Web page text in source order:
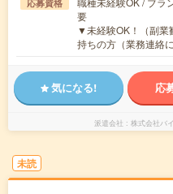
応募資格
要
▼未経験OK！（副
持ちの方（業務連絡
気になる! 応
派遣会社 株式会社バ
未読